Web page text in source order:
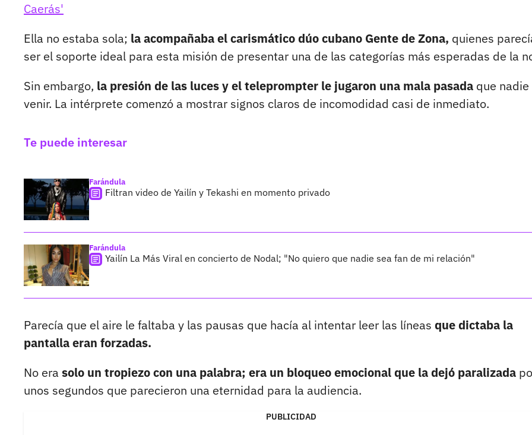
Caerás'
Ella no estaba sola; la acompañaba el carismático dúo cubano Gente de Zona, quienes
ser el soporte ideal para esta misión de presentar una de las categorías más esperadas de la
Sin embargo, la presión de las luces y el teleprompter le jugaron una mala pasada que
venir. La intérprete comenzó a mostrar signos claros de incomodidad casi de inmediato.
Te puede interesar
Farándula
Filtran video de Yailín y Tekashi en momento privado
Farándula
Yailín La Más Viral en concierto de Nodal; "No quiero que nadie sea fan de mi relación"
Parecía que el aire le faltaba y las pausas que hacía al intentar leer las líneas que dictaba la
pantalla eran forzadas.
No era solo un tropiezo con una palabra; era un bloqueo emocional que la dejó paralizada
unos segundos que parecieron una eternidad para la audiencia.
PUBLICIDAD